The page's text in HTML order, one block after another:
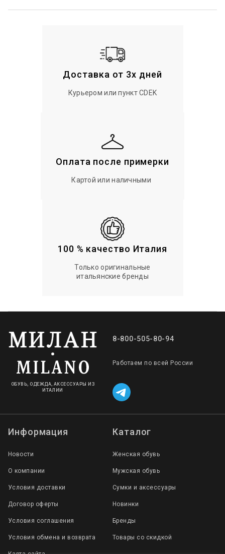
Доставка от 3х дней
Курьером или пункт CDEK
Оплата после примерки
Картой или наличными
100 % качество Италия
Только оригинальные
итальянские бренды
ОБУВЬ, ОДЕЖДА, АКСЕССУАРЫ ИЗ
ИТАЛИИ
8-800-505-80-94
Работаем по всей России
Информация
Новости
О компании
Условия доставки
Договор оферты
Условия соглашения
Условия обмена и возврата
Каталог
Женская обувь
Мужская обувь
Сумки и аксессуары
Новинки
Бренды
Товары со скидкой